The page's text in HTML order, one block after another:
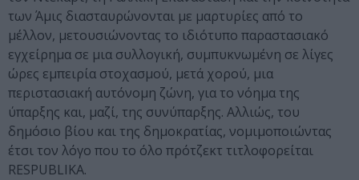
των Άμις διασταυρώνονται με μαρτυρίες από το
μέλλον, μετουσιώνοντας το ιδιότυπο παραστασιακό
εγχείρημα σε μια συλλογική, συμπυκνωμένη σε λίγες
ώρες εμπειρία στοχασμού, μετά χορού, μια
περιστασιακή αυτόνομη ζώνη, για το νόημα της
ύπαρξης και, μαζί, της συνύπαρξης. Αλλιώς, του
δημόσιο βίου και της δημοκρατίας, νομιμοποιώντας
έτσι τον λόγο που το όλο πρότζεκτ τιτλοφορείται
RESPUBLIKA.